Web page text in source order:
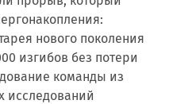
нового поколения
изгибов без потери
команды из
исследований